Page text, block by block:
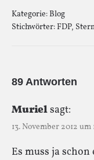
Kategorie:Blog
Stichwörter:FDP,
89 Antworten
Murielsagt:
13. November 2012 um
Es muss ja